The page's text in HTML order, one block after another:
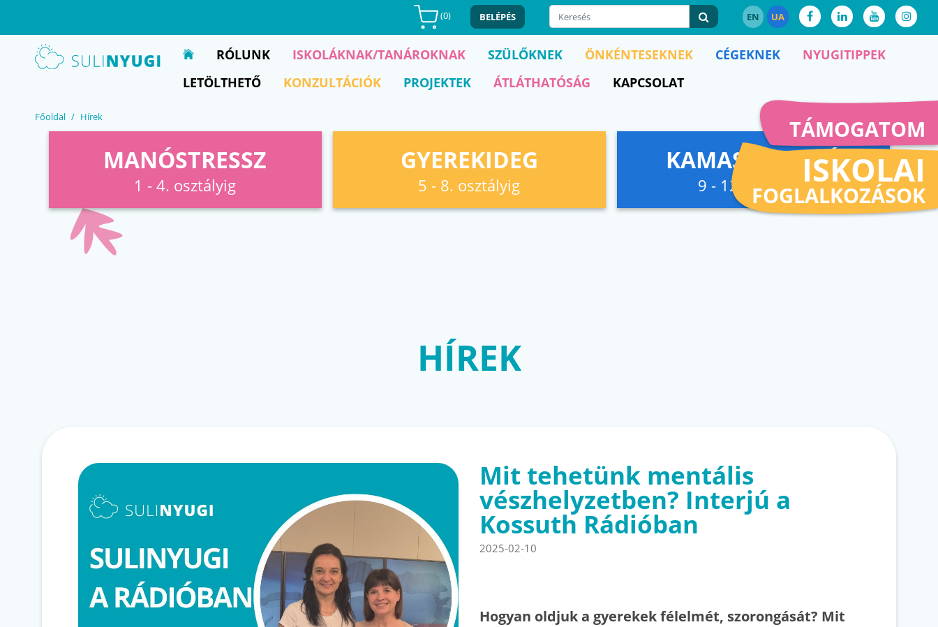
(0) BELÉPÉS EN UA
TÁMOGATOM
ISKOLAI
FOGLALKOZÁSOK
RÓLUNK ISKOLÁKNAK/TANÁROKNAK SZÜLŐKNEK ÖNKÉNTESEKNEK CÉGEKNEK
NYUGITIPPEK
LETÖLTHETŐ
KONZULTÁCIÓK PROJEKTEK ÁTLÁTHATÓSÁG KAPCSOLAT
Főoldal Hírek
MANÓSTRESSZ
1 - 4. osztályig
GYEREKIDEG
5 - 8. osztályig
KAMASZFESZKÓ
9 - 12. osztályig
HÍREK
Mit tehetünk mentális
vészhelyzetben? Interjú a
Kossuth Rádióban
2025-02-10
Hogyan oldjuk a gyerekek félelmét, szorongását? Mit